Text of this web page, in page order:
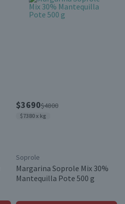
$3690$4800
$7380 x kg
Soprole
Margarina Soprole Mix 30%
Mantequilla Pote 500 g